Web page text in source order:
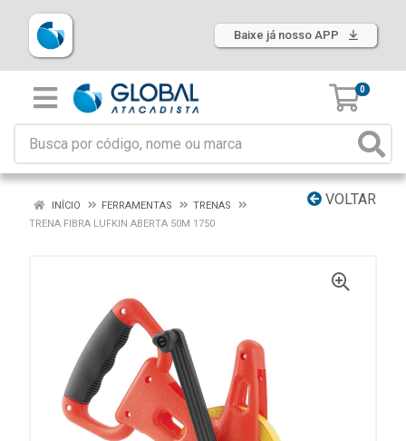
Baixe já nosso APP
0
VOLTAR
INÍCIO FERRAMENTAS
TRENAS
TRENA FIBRA LUFKIN ABERTA 50M 1750